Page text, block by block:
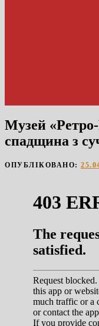
Музей «Ретро-
спадщина з
ОПУБЛІКОВАНО: